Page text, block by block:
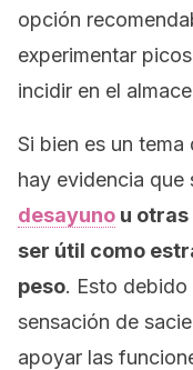
opción
experimentar
incidir en el
Si bien es un
hay evidencia que
desayuno u
ser útil como
peso. Esto
sensación de
apoyar las